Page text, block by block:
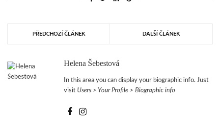
PŘEDCHOZÍ ČLÁNEK DALŠÍ ČLÁNEK
Helena Šebestová
In this area you can display your biographic info. Just
visit Users > Your Profile > Biographic info